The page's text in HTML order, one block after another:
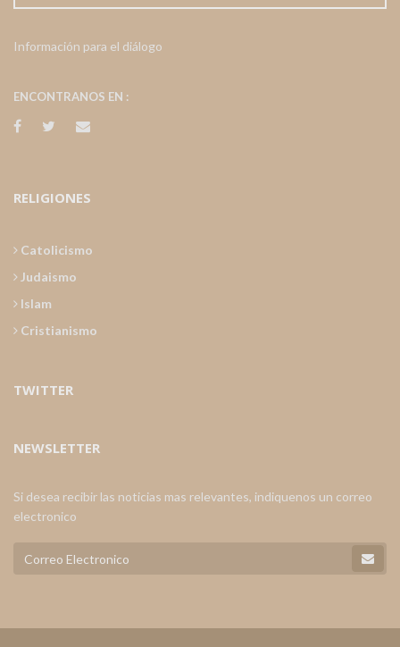
Información para el diálogo
ENCONTRANOS EN :
RELIGIONES
Catolicismo
Judaismo
Islam
Cristianismo
TWITTER
NEWSLETTER
Si desea recibir las noticias mas relevantes, indiquenos un correo
electronico